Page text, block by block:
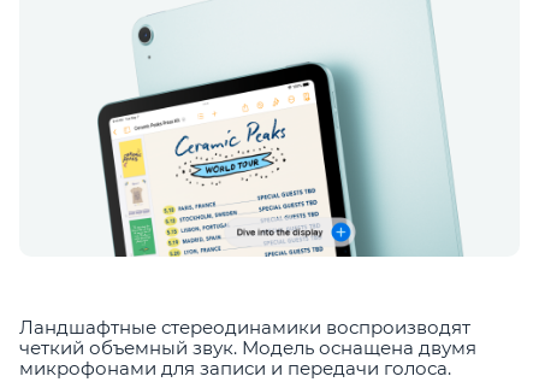
Ландшафтные стереодинамики воспроизводят
четкий объемный звук. Модель оснащена двумя
микрофонами для записи и передачи голоса.